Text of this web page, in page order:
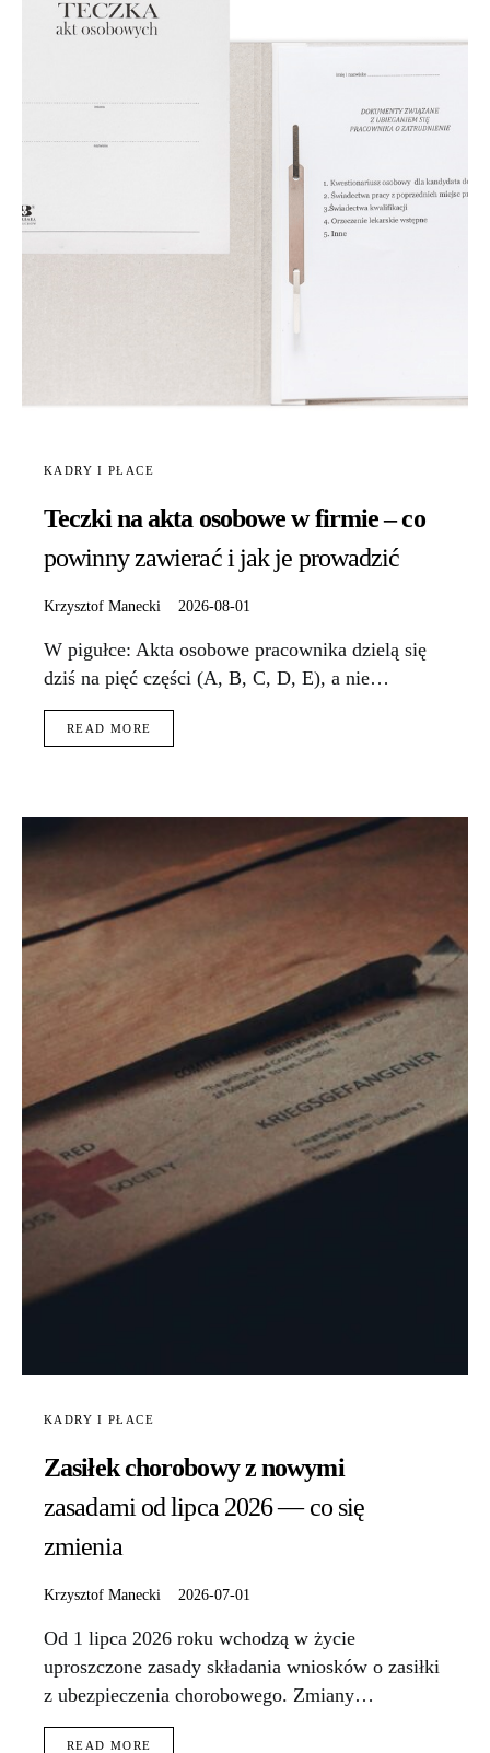
KADRY I PŁACE
Teczki na akta osobowe w firmie – co
powinny zawierać i jak je prowadzić
Krzysztof Manecki 2026-08-01
W pigułce: Akta osobowe pracownika dzielą się
dziś na pięć części (A, B, C, D, E), a nie…
READ MORE
KADRY I PŁACE
Zasiłek chorobowy z nowymi
zasadami od lipca 2026 — co się
zmienia
Krzysztof Manecki 2026-07-01
Od 1 lipca 2026 roku wchodzą w życie
uproszczone zasady składania wniosków o zasiłki
z ubezpieczenia chorobowego. Zmiany…
READ MORE